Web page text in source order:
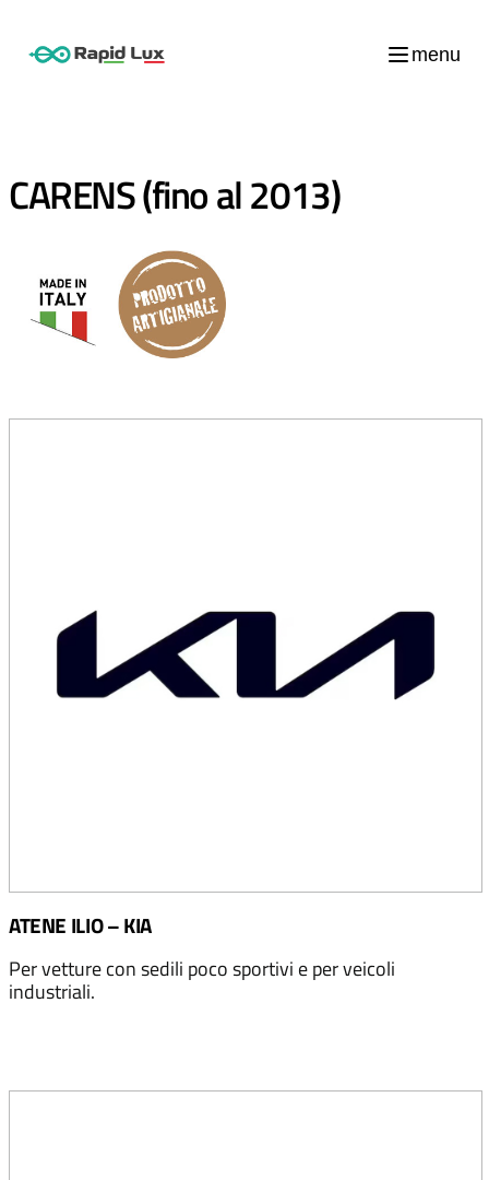
menu
CARENS (fino al 2013)
ATENE ILIO – KIA
Per vetture con sedili poco sportivi e per veicoli
industriali.